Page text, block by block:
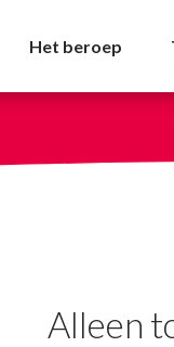
Het beroep
Alleen